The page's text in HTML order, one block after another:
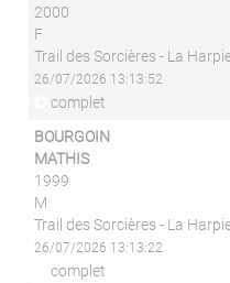
2000
F
Trail des Sorcières - La
26/07/2026 13:13:52
complet
BOURGOIN
MATHIS
1999
M
Trail des Sorcières - La
26/07/2026 13:13:22
complet